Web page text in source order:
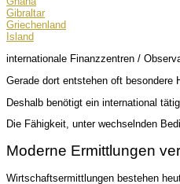
Gibraltar
Griechenland
Island
internationale Finanzzentren /
Gerade dort entstehen oft besondere
Deshalb benötigt ein international
Die Fähigkeit, unter wechselnden
Moderne Ermittlungen
Wirtschaftsermittlungen bestehen